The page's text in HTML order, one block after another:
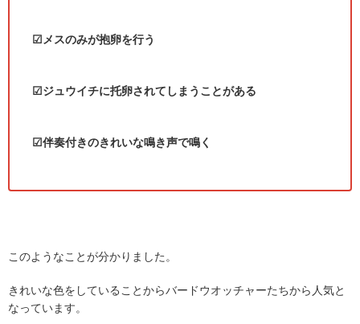
☑メスのみが抱卵を行う
☑ジュウイチに托卵されてしまうことがある
☑伴奏付きのきれいな鳴き声で鳴く
このようなことが分かりました。
きれいな色をしていることからバードウオッチャーたちから人気と
なっています。